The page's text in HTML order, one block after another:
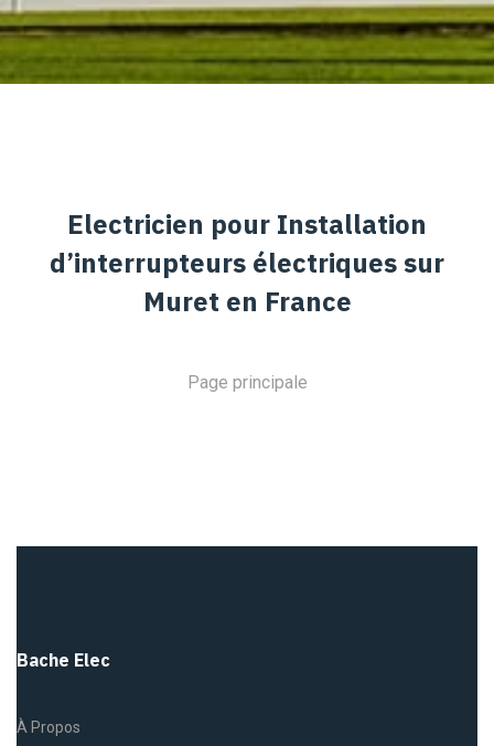
Electricien pour Installation
d’interrupteurs électriques sur
Muret en France
Page principale
Bache Elec
À Propos